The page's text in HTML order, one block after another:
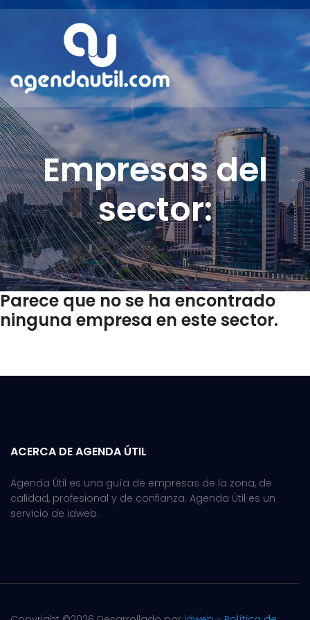
Empresas del
sector:
Parece que no se ha encontrado
ninguna empresa en este sector.
ACERCA DE AGENDA ÚTIL
Agenda Útil es una guía de empresas de la zona, de
calidad, profesional y de confianza. Agenda Útil es un
servicio de idweb.